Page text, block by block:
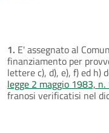
1. E' assegnato al
finanziamento per
lettere c), d), e), f) ed h)
legge 2 maggio 1983,
franosi verificatisi nel